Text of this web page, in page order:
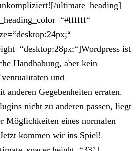
ultimate_heading]
ist
Handhabung, aber kein
und
anderen Gegebenheiten erraten.
nicht zu anderen passen, liegt
Möglichkeiten eines normalen
kommen wir ins Spiel!